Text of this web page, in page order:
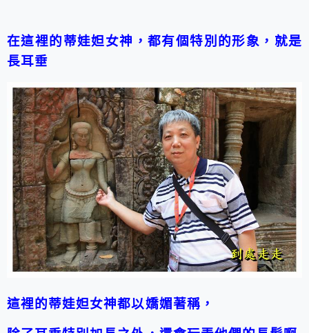
在這裡的蒂娃妲女神，都有個特別的形象，就是
長耳垂
這裡的蒂娃妲女神都以嬌媚著稱，